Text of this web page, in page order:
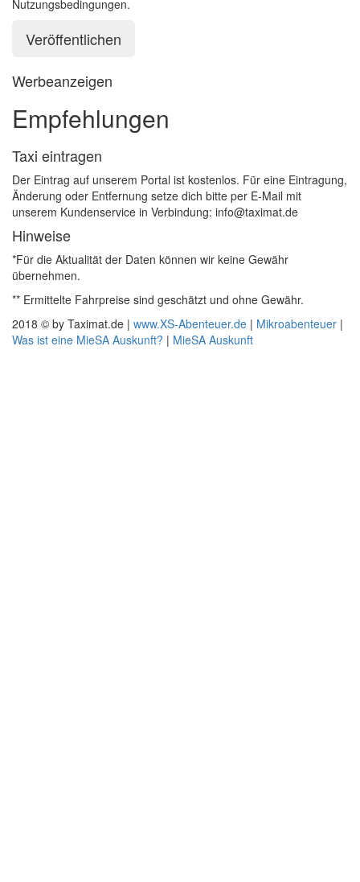
Nutzungsbedingungen.
Werbeanzeigen
Empfehlungen
Taxi eintragen
Der Eintrag auf unserem Portal ist kostenlos. Für eine Eintragung,
Änderung oder Entfernung setze dich bitte per E-Mail mit
unserem Kundenservice in Verbindung: info@taximat.de
Hinweise
*Für die Aktualität der Daten können wir keine Gewähr
übernehmen.
** Ermittelte Fahrpreise sind geschätzt und ohne Gewähr.
2018 © by Taximat.de | www.XS-Abenteuer.de | Mikroabenteuer |
Was ist eine MieSA Auskunft? | MieSA Auskunft